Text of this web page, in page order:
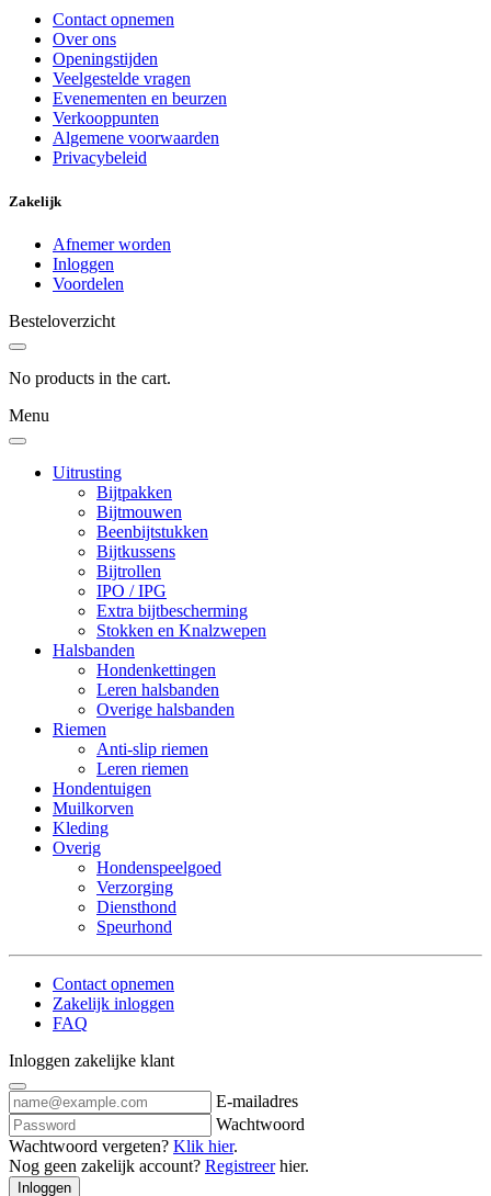
Contact opnemen
Over ons
Openingstijden
Veelgestelde vragen
Evenementen en beurzen
Verkooppunten
Algemene voorwaarden
Privacybeleid
Zakelijk
Afnemer worden
Inloggen
Voordelen
Besteloverzicht
No products in the cart.
Menu
Uitrusting
Bijtpakken
Bijtmouwen
Beenbijtstukken
Bijtkussens
Bijtrollen
IPO / IPG
Extra bijtbescherming
Stokken en Knalzwepen
Halsbanden
Hondenkettingen
Leren halsbanden
Overige halsbanden
Riemen
Anti-slip riemen
Leren riemen
Hondentuigen
Muilkorven
Kleding
Overig
Hondenspeelgoed
Verzorging
Diensthond
Speurhond
Contact opnemen
Zakelijk inloggen
FAQ
Inloggen zakelijke klant
E-mailadres
Wachtwoord
Wachtwoord vergeten? Klik hier.
Nog geen zakelijk account? Registreerhier.
Inloggen